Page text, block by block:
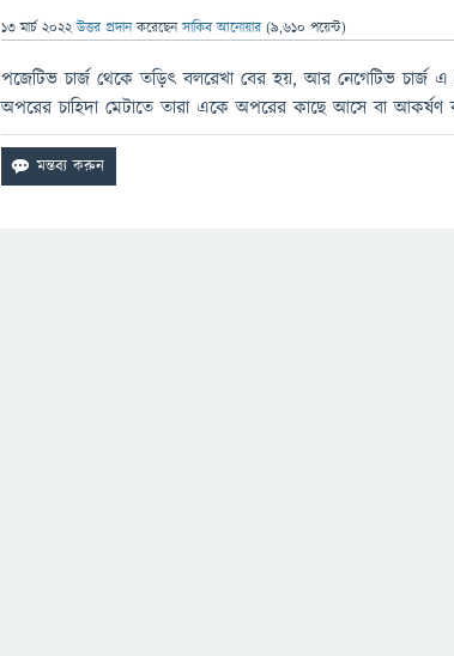
13 মার্চ 2022 উত্তর প্রদান করেছেনসাকিব আনোয়ার (9,610 পয়েন্ট)
পজেটিভ চার্জ থেকে তড়িৎ বলরেখা বের হয়, আর নেগেটিভ
অপরের চাহিদা মেটাতে তারা একে অপরের কাছে আসে বা আকর্ষণ